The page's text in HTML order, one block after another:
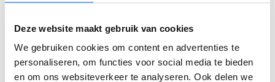
Deze website maakt gebruik van cookies
We gebruiken cookies om content en advertenties te
personaliseren, om functies voor social media te bieden
en om ons websiteverkeer te analyseren. Ook delen we